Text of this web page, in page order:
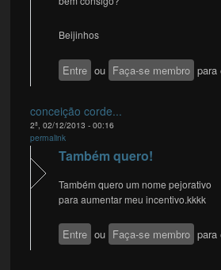
Beijinhos
Entre ou Faça-se membro para
conceição corde...
2ª, 02/12/2013 - 00:16
permalink
Também quero!
Também quero um nome pejorativo
para aumentar meu incentivo.kkkk
Entre ou Faça-se membro para